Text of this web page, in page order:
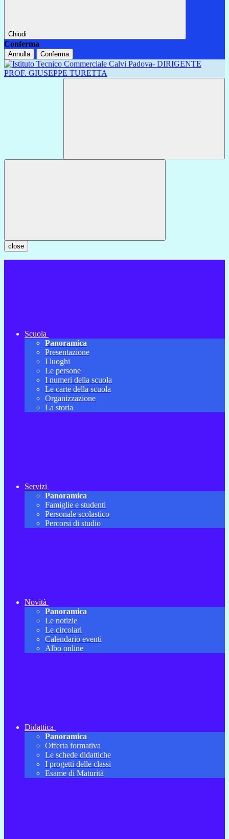
Chiudi
Conferma
Annulla Conferma
close
Scuola
Panoramica
Presentazione
I luoghi
Le persone
I numeri della scuola
Le carte della scuola
Organizzazione
La storia
Servizi
Panoramica
Famiglie e studenti
Personale scolastico
Percorsi di studio
Novità
Panoramica
Le notizie
Le circolari
Calendario eventi
Albo online
Didattica
Panoramica
Offerta formativa
Le schede didattiche
I progetti delle classi
Esame di Maturità